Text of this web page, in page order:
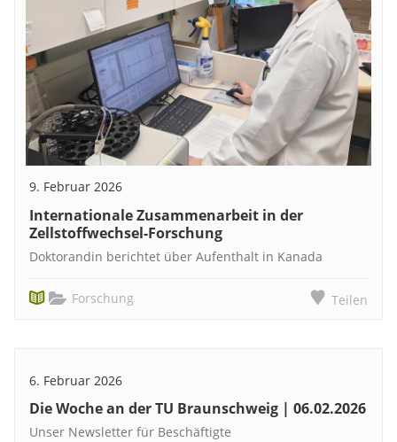
9. Februar 2026
Internationale Zusammenarbeit in der
Zellstoffwechsel-Forschung
Doktorandin berichtet über Aufenthalt in Kanada
Forschung Teilen
6. Februar 2026
Die Woche an der TU Braunschweig | 06.02.2026
Unser Newsletter für Beschäftigte